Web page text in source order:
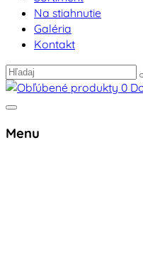
Na stiahnutie
Galéria
Kontakt
0
Menu